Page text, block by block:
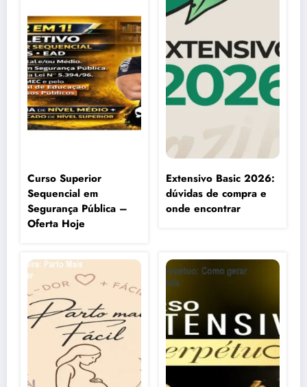
Curso Superior
Sequencial em
Segurança Pública –
Oferta Hoje
Extensivo Basic 2026:
dúvidas de compra e
onde encontrar